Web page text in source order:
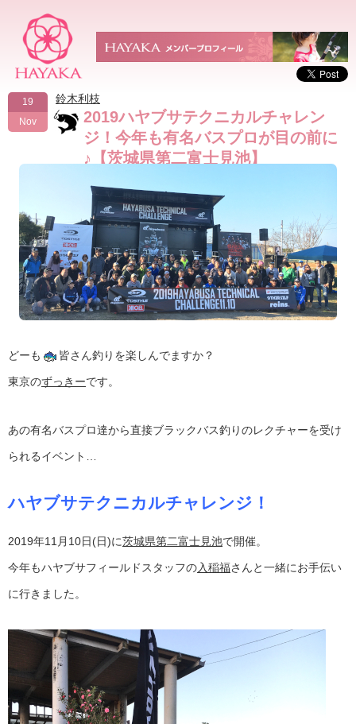
19
Nov
鈴木利枝
2019ハヤブサテクニカルチャレン
ジ！今年も有名バスプロが目の前に
♪【茨城県第二富士見池】
どーも 皆さん釣りを楽しんでますか？
東京のずっきーです。
あの有名バスプロ達から直接ブラックバス釣りのレクチャーを受け
られるイベント…
ハヤブサテクニカルチャレンジ！
2019年11月10日(日)に茨城県第二富士見池で開催。
今年もハヤブサフィールドスタッフの入稲福さんと一緒にお手伝い
に行きました。